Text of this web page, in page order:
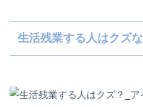
生活残業する人はクズ